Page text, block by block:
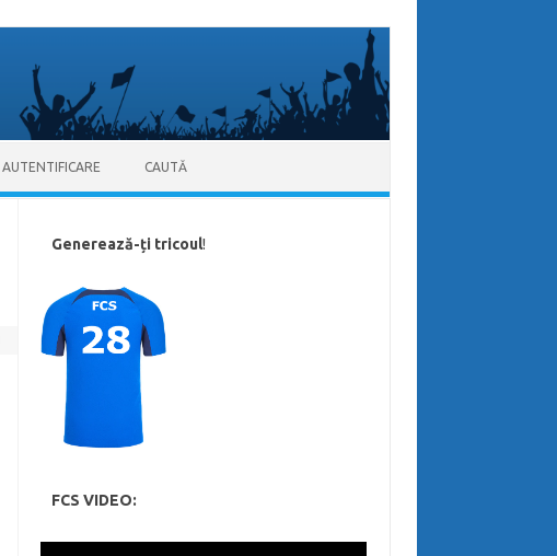
AUTENTIFICARE CAUTĂ
Generează-ți tricoul!
FCS VIDEO: